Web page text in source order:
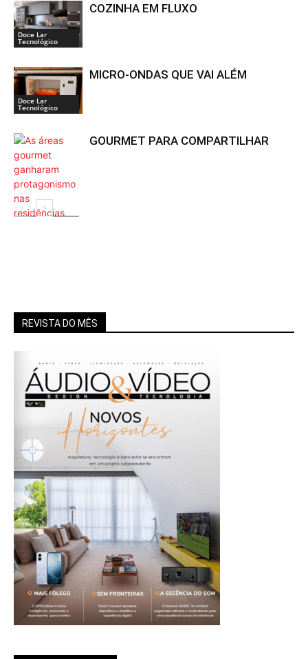
Doce Lar
Tecnológico
COZINHA EM FLUXO
Doce Lar
Tecnológico
MICRO-ONDAS QUE VAI ALÉM
GOURMET PARA COMPARTILHAR
REVISTA DO MÊS